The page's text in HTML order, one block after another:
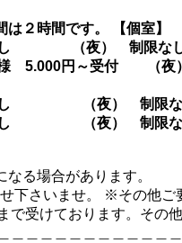
２時間です。 【個室】
（夜） 制限な
5.000円～受付 （夜
（夜） 制限な
なし （夜） 制限な
る場合があります。
さいませ。 ※その他ご
で受けております。その